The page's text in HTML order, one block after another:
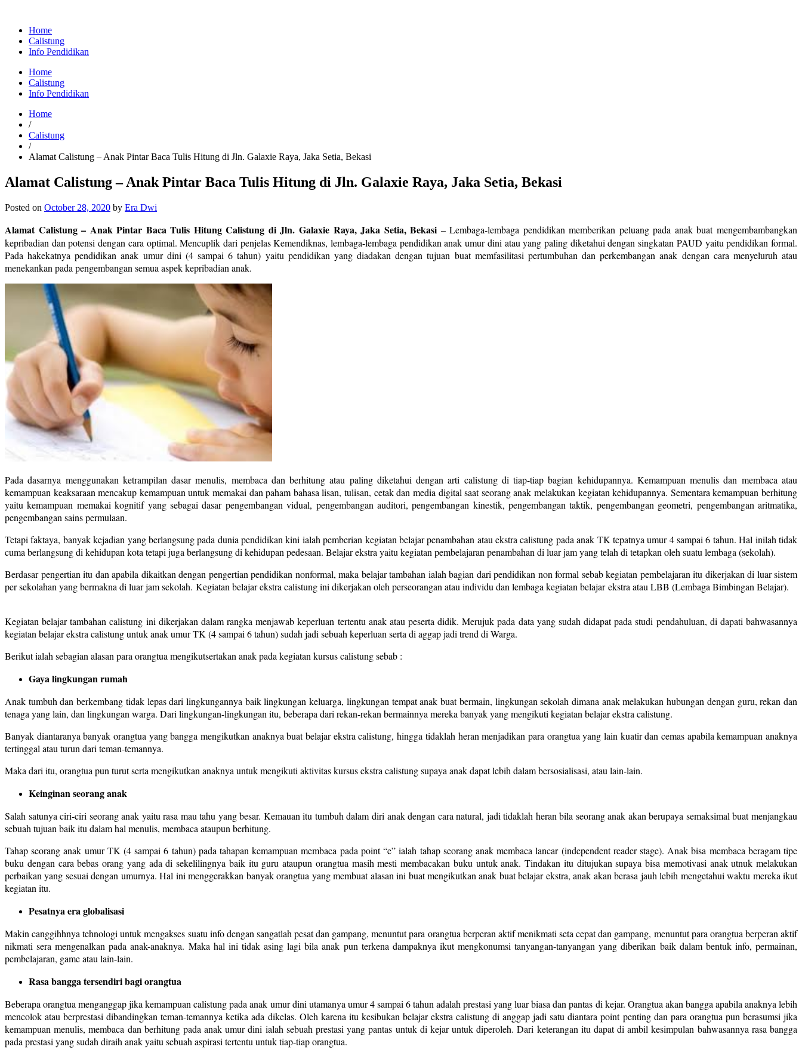
Home
Calistung
Info Pendidikan
Home
Calistung
Info Pendidikan
Home
/
Calistung
/
Alamat Calistung – Anak Pintar Baca Tulis Hitung di Jln. Galaxie Raya, Jaka Setia, Bekasi
Alamat Calistung – Anak Pintar Baca Tulis Hitung di Jln. Galaxie Raya, Jaka Setia, Bekasi
Posted on October 28, 2020 by Era Dwi
Alamat Calistung – Anak Pintar Baca Tulis Hitung Calistung di Jln. Galaxie Raya, Jaka Setia, Bekasi –Lembaga-lembaga pendidikan memberikan peluang pada anak buat mengembambangkan
kepribadian dan potensi dengan cara optimal. Mencuplik dari penjelas Kemendiknas, lembaga-lembaga pendidikan anak umur dini atau yang paling diketahui dengan singkatan PAUD yaitu pendidikan formal.
Pada hakekatnya pendidikan anak umur dini (4 sampai 6 tahun) yaitu pendidikan yang diadakan dengan tujuan buat memfasilitasi pertumbuhan dan perkembangan anak dengan cara menyeluruh atau
menekankan pada pengembangan semua aspek kepribadian anak.
Pada dasarnya menggunakan ketrampilan dasar menulis, membaca dan berhitung atau paling diketahui dengan arti calistung di tiap-tiap bagian kehidupannya. Kemampuan menulis dan membaca atau
kemampuan keaksaraan mencakup kemampuan untuk memakai dan paham bahasa lisan, tulisan, cetak dan media digital saat seorang anak melakukan kegiatan kehidupannya. Sementara kemampuan berhitung
yaitu kemampuan memakai kognitif yang sebagai dasar pengembangan vidual, pengembangan auditori, pengembangan kinestik, pengembangan taktik, pengembangan geometri, pengembangan aritmatika,
pengembangan sains permulaan.
Tetapi faktaya, banyak kejadian yang berlangsung pada dunia pendidikan kini ialah pemberian kegiatan belajar penambahan atau ekstra calistung pada anak TK tepatnya umur 4 sampai 6 tahun. Hal inilah tidak
cuma berlangsung di kehidupan kota tetapi juga berlangsung di kehidupan pedesaan. Belajar ekstra yaitu kegiatan pembelajaran penambahan di luar jam yang telah di tetapkan oleh suatu lembaga (sekolah).
Berdasar pengertian itu dan apabila dikaitkan dengan pengertian pendidikan nonformal, maka belajar tambahan ialah bagian dari pendidikan non formal sebab kegiatan pembelajaran itu dikerjakan di luar sistem
per sekolahan yang bermakna di luar jam sekolah. Kegiatan belajar ekstra calistung ini dikerjakan oleh perseorangan atau individu dan lembaga kegiatan belajar ekstra atau LBB (Lembaga Bimbingan Belajar).
Kegiatan belajar tambahan calistung ini dikerjakan dalam rangka menjawab keperluan tertentu anak atau peserta didik. Merujuk pada data yang sudah didapat pada studi pendahuluan, di dapati bahwasannya
kegiatan belajar ekstra calistung untuk anak umur TK (4 sampai 6 tahun) sudah jadi sebuah keperluan serta di aggap jadi trend di Warga.
Berikut ialah sebagian alasan para orangtua mengikutsertakan anak pada kegiatan kursus calistung sebab :
Gaya lingkungan rumah
Anak tumbuh dan berkembang tidak lepas dari lingkungannya baik lingkungan keluarga, lingkungan tempat anak buat bermain, lingkungan sekolah dimana anak melakukan hubungan dengan guru, rekan dan
tenaga yang lain, dan lingkungan warga. Dari lingkungan-lingkungan itu, beberapa dari rekan-rekan bermainnya mereka banyak yang mengikuti kegiatan belajar ekstra calistung.
Banyak diantaranya banyak orangtua yang bangga mengikutkan anaknya buat belajar ekstra calistung, hingga tidaklah heran menjadikan para orangtua yang lain kuatir dan cemas apabila kemampuan anaknya
tertinggal atau turun dari teman-temannya.
Maka dari itu, orangtua pun turut serta mengikutkan anaknya untuk mengikuti aktivitas kursus ekstra calistung supaya anak dapat lebih dalam bersosialisasi, atau lain-lain.
Keinginan seorang anak
Salah satunya ciri-ciri seorang anak yaitu rasa mau tahu yang besar. Kemauan itu tumbuh dalam diri anak dengan cara natural, jadi tidaklah heran bila seorang anak akan berupaya semaksimal buat menjangkau
sebuah tujuan baik itu dalam hal menulis, membaca ataupun berhitung.
Tahap seorang anak umur TK (4 sampai 6 tahun) pada tahapan kemampuan membaca pada point “e” ialah tahap seorang anak membaca lancar (independent reader stage). Anak bisa membaca beragam tipe
buku dengan cara bebas orang yang ada di sekelilingnya baik itu guru ataupun orangtua masih mesti membacakan buku untuk anak. Tindakan itu ditujukan supaya bisa memotivasi anak utnuk melakukan
perbaikan yang sesuai dengan umurnya. Hal ini menggerakkan banyak orangtua yang membuat alasan ini buat mengikutkan anak buat belajar ekstra, anak akan berasa jauh lebih mengetahui waktu mereka ikut
kegiatan itu.
Pesatnya era globalisasi
Makin canggihhnya tehnologi untuk mengakses suatu info dengan sangatlah pesat dan gampang, menuntut para orangtua berperan aktif menikmati seta cepat dan gampang, menuntut para orangtua berperan aktif
nikmati sera mengenalkan pada anak-anaknya. Maka hal ini tidak asing lagi bila anak pun terkena dampaknya ikut mengkonumsi tanyangan-tanyangan yang diberikan baik dalam bentuk info, permainan,
pembelajaran, game atau lain-lain.
Rasa bangga tersendiri bagi orangtua
Beberapa orangtua menganggap jika kemampuan calistung pada anak umur dini utamanya umur 4 sampai 6 tahun adalah prestasi yang luar biasa dan pantas di kejar. Orangtua akan bangga apabila anaknya lebih
mencolok atau berprestasi dibandingkan teman-temannya ketika ada dikelas. Oleh karena itu kesibukan belajar ekstra calistung di anggap jadi satu diantara point penting dan para orangtua pun berasumsi jika
kemampuan menulis, membaca dan berhitung pada anak umur dini ialah sebuah prestasi yang pantas untuk di kejar untuk diperoleh. Dari keterangan itu dapat di ambil kesimpulan bahwasannya rasa bangga
pada prestasi yang sudah diraih anak yaitu sebuah aspirasi tertentu untuk tiap-tiap orangtua.